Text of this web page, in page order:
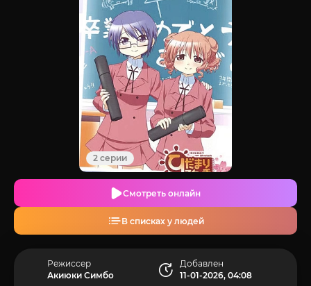
2 серии
Смотреть онлайн
В списках у людей
Режиссер
Акиюки Симбо
Добавлен
11-01-2026, 04:08